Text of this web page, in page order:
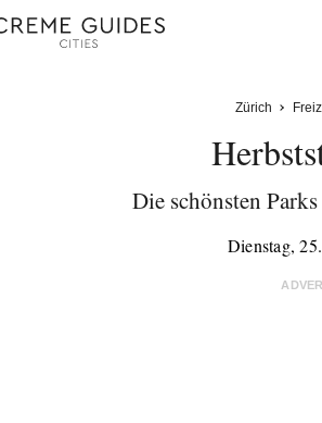
Zürich
Die schönsten
Dienstag,